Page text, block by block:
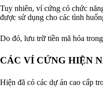
Tuy nhiên, ví cứng có chức
được sử dụng cho các tình
Do đó, lưu trữ tiền mã hóa
CÁC VÍ CỨNG HIỆN
Hiện đã có các dự án cao cấp